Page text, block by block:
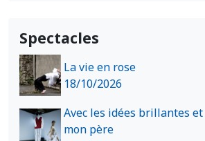
Spectacles
La vie en rose
18/10/2026
Avec les idées brillantes
mon père